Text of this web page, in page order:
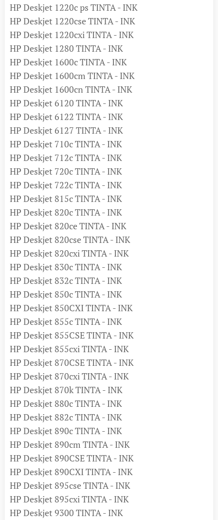
HP Deskjet 1220c ps TINTA - INK
HP Deskjet 1220cse TINTA - INK
HP Deskjet 1220cxi TINTA - INK
HP Deskjet 1280 TINTA - INK
HP Deskjet 1600c TINTA - INK
HP Deskjet 1600cm TINTA - INK
HP Deskjet 1600cn TINTA - INK
HP Deskjet 6120 TINTA - INK
HP Deskjet 6122 TINTA - INK
HP Deskjet 6127 TINTA - INK
HP Deskjet 710c TINTA - INK
HP Deskjet 712c TINTA - INK
HP Deskjet 720c TINTA - INK
HP Deskjet 722c TINTA - INK
HP Deskjet 815c TINTA - INK
HP Deskjet 820c TINTA - INK
HP Deskjet 820ce TINTA - INK
HP Deskjet 820cse TINTA - INK
HP Deskjet 820cxi TINTA - INK
HP Deskjet 830c TINTA - INK
HP Deskjet 832c TINTA - INK
HP Deskjet 850c TINTA - INK
HP Deskjet 850CXI TINTA - INK
HP Deskjet 855c TINTA - INK
HP Deskjet 855CSE TINTA - INK
HP Deskjet 855cxi TINTA - INK
HP Deskjet 870CSE TINTA - INK
HP Deskjet 870cxi TINTA - INK
HP Deskjet 870k TINTA - INK
HP Deskjet 880c TINTA - INK
HP Deskjet 882c TINTA - INK
HP Deskjet 890c TINTA - INK
HP Deskjet 890cm TINTA - INK
HP Deskjet 890CSE TINTA - INK
HP Deskjet 890CXI TINTA - INK
HP Deskjet 895cse TINTA - INK
HP Deskjet 895cxi TINTA - INK
HP Deskjet 9300 TINTA - INK